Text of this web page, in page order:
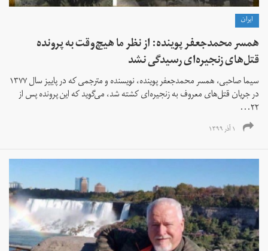
ايران
همسر محمدجعفر پوینده: از نظر ما هیچ‌وقت به پرونده
قتل‌های زنجیره‌ای رسیدگی نشد
سیما صاحبی، همسر محمدجعفر پوینده، نویسنده و مترجمی که در پاییز سال ۱۳۷۷
در جریان قتل‌های معروف به زنجیره‌ای کشته شد، می‌گوید که این پرونده پس از
۲۲...
۱ آذر ۱۳۹۹